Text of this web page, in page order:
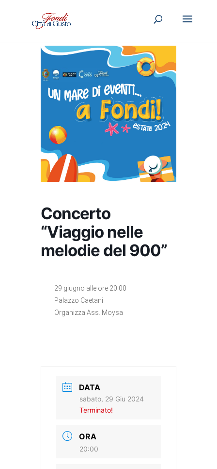
Concerto
“Viaggio nelle
melodie del 900”
29 giugno alle ore 20:00
Palazzo Caetani
Organizza Ass. Moysa
DATA
sabato, 29 Giu 2024
Terminato!
ORA
20:00